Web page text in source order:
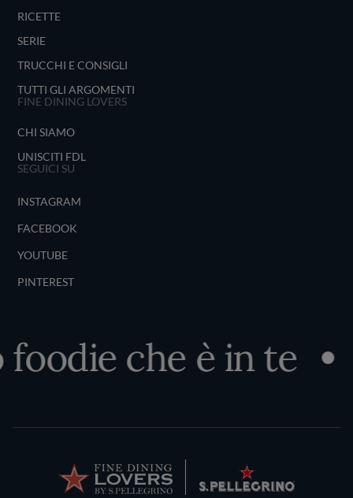
RICETTE
SERIE
TRUCCHI E CONSIGLI
TUTTI GLI ARGOMENTI
FINE DINING LOVERS
CHI SIAMO
UNISCITI FDL
SEGUICI SU
INSTAGRAM
FACEBOOK
YOUTUBE
PINTEREST
che è in te